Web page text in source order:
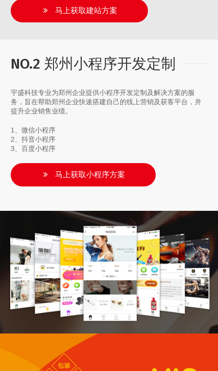
马上获取建站方案
NO.2 郑州小程序开发定制
宇盛科技专业为郑州企业提供小程序开发定制及解决方案的服
务，旨在帮助郑州企业快速搭建自己的线上营销及获客平台，并
提升企业销售业绩。
1、微信小程序
2、抖音小程序
3、百度小程序
马上获取小程序方案